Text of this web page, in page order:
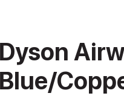
Dyson
Blue/